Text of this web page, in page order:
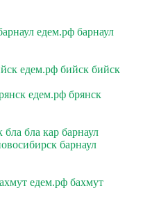
едем.рф барнаул
едем.рф бийск бийск
едем.рф брянск
бла бла кар барнаул
барнаул
едем.рф бахмут